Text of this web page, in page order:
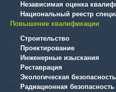
Независимая оценка
Национальный реестр
Повышение квалификации
Строительство
Проектирование
Инженерные изыскания
Реставрация
Экологическая безопасность
Радиационная безопасность